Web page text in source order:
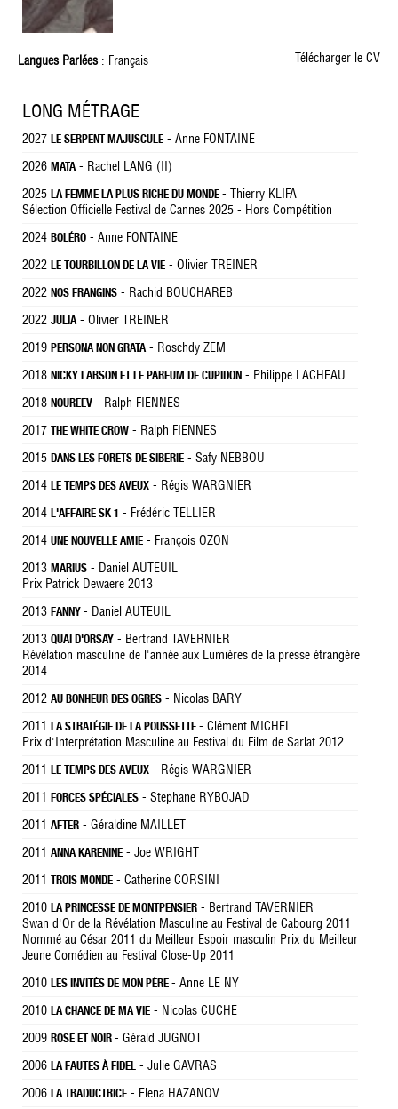
Langues Parlées: Français Télécharger le CV
LONG MÉTRAGE
2027 LE SERPENT MAJUSCULE - Anne FONTAINE
2026 MATA- Rachel LANG (II)
2025 LA FEMME LA PLUS RICHE DU MONDE - Thierry KLIFA
Sélection Officielle Festival de Cannes 2025 - Hors Compétition
2024 BOLÉRO - Anne FONTAINE
2022 LE TOURBILLON DE LA VIE - Olivier TREINER
2022 NOS FRANGINS - Rachid BOUCHAREB
2022 JULIA- Olivier TREINER
2019 PERSONA NON GRATA- Roschdy ZEM
2018 NICKY LARSON ET LE PARFUM DE CUPIDON - Philippe LACHEAU
2018 NOUREEV - Ralph FIENNES
2017 THE WHITE CROW - Ralph FIENNES
2015 DANS LES FORETS DE SIBERIE - Safy NEBBOU
2014 LE TEMPS DES AVEUX - Régis WARGNIER
2014 L'AFFAIRE SK 1 - Frédéric TELLIER
2014 UNE NOUVELLE AMIE - François OZON
2013 MARIUS - Daniel AUTEUIL
Prix Patrick Dewaere 2013
2013 FANNY - Daniel AUTEUIL
2013 QUAI D'ORSAY - Bertrand TAVERNIER
Révélation masculine de l'année aux Lumières de la presse étrangère
2014
2012 AU BONHEUR DES OGRES - Nicolas BARY
2011 LA STRATÉGIE DE LA POUSSETTE - Clément MICHEL
Prix d'Interprétation Masculine au Festival du Film de Sarlat 2012
2011 LE TEMPS DES AVEUX - Régis WARGNIER
2011 FORCES SPÉCIALES - Stephane RYBOJAD
2011 AFTER - Géraldine MAILLET
2011 ANNA KARENINE - Joe WRIGHT
2011 TROIS MONDE - Catherine CORSINI
2010 LA PRINCESSE DE MONTPENSIER - Bertrand TAVERNIER
Swan d'Or de la Révélation Masculine au Festival de Cabourg 2011
Nommé au César 2011 du Meilleur Espoir masculin Prix du Meilleur
Jeune Comédien au Festival Close-Up 2011
2010 LES INVITÉS DE MON PÈRE - Anne LE NY
2010 LA CHANCE DE MA VIE - Nicolas CUCHE
2009 ROSE ET NOIR - Gérald JUGNOT
2006 LA FAUTES À FIDEL - Julie GAVRAS
2006 LA TRADUCTRICE - Elena HAZANOV